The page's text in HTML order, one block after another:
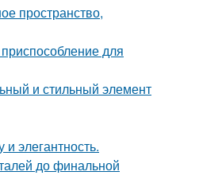
пространство,
для
и стильный элемент
элегантность.
до финальной